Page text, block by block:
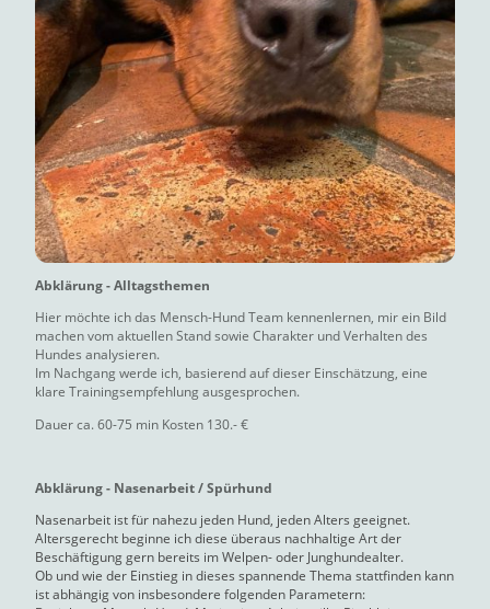
Abklärung - Alltagsthemen
Hier möchte ich das Mensch-Hund Team kennenlernen, mir ein Bild
machen vom aktuellen Stand sowie Charakter und Verhalten des
Hundes analysieren.
Im Nachgang werde ich, basierend auf dieser Einschätzung, eine
klare Trainingsempfehlung ausgesprochen.
Dauer ca. 60-75 min Kosten 130.- €
Abklärung - Nasenarbeit / Spürhund
Nasenarbeit ist für nahezu jeden Hund, jeden Alters geeignet.
Altersgerecht beginne ich diese überaus nachhaltige Art der
Beschäftigung gern bereits im Welpen- oder Junghundealter.
Ob und wie der Einstieg in dieses spannende Thema stattfinden kann
ist abhängig von insbesondere folgenden Parametern: